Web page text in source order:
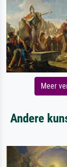
Meer
Andere